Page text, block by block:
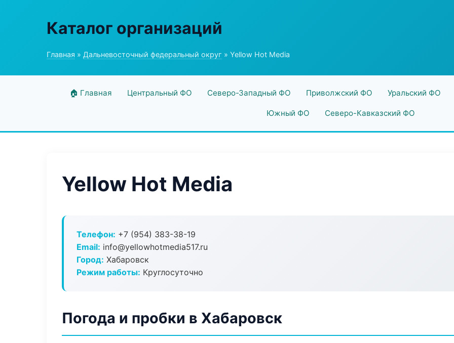
Каталог организаций
Главная » Дальневосточный федеральный округ » Yellow Hot Media
🏠 Главная Центральный ФО Северо-Западный ФО Приволжский ФО Уральский ФО
Южный ФО Северо-Кавказский ФО
Yellow Hot Media
Телефон: +7 (954) 383-38-19
Email: info@yellowhotmedia517.ru
Город: Хабаровск
Режим работы: Круглосуточно
Погода и пробки в Хабаровск